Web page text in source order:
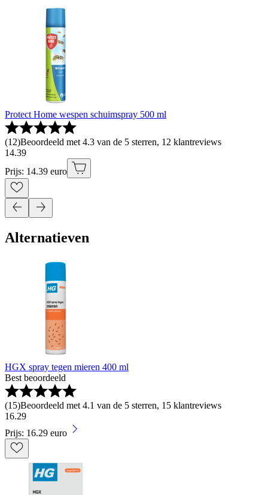
Protect Home wespen schuimspray 500 ml
(12)Beoordeeld met 4.3 van de 5 sterren, 12 klantreviews
14.39
Prijs: 14.39 euro
Alternatieven
HGX spray tegen mieren 400 ml
Best beoordeeld
(15)Beoordeeld met 4.1 van de 5 sterren, 15 klantreviews
16.29
Prijs: 16.29 euro